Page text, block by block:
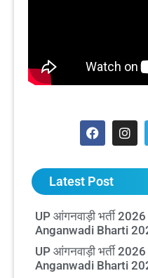
Latest Post
UP आंगनवाड़ी भर्ती
Anganwadi Bharti
UP आंगनवाड़ी भर्ती
Anganwadi Bharti